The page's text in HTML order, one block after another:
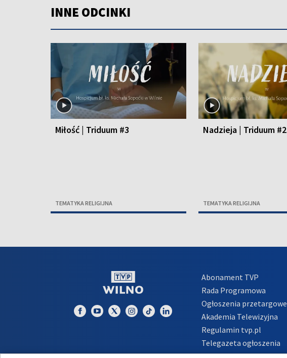
INNE ODCINKI
Miłość | Triduum #3
TEMATYKA RELIGIJNA
Nadzieja | Triduum #2
TEMATYKA RELIGIJNA
Abonament TVP
Rada Programowa
Ogłoszenia przetargowe
Akademia Telewizyjna
Regulamin tvp.pl
Telegazeta ogłoszenia